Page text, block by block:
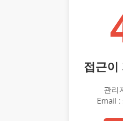
접근이
관리
Email